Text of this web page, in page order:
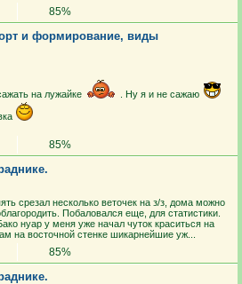
85%
и формирование, виды
на лужайке . Ну я и не сажаю
85%
срезал несколько веточек на з/з, дома можно
Побаловался еще, для статистики.
нуар у меня уже начал чуток краситься на
на восточной стенке шикарнейшие уж...
85%